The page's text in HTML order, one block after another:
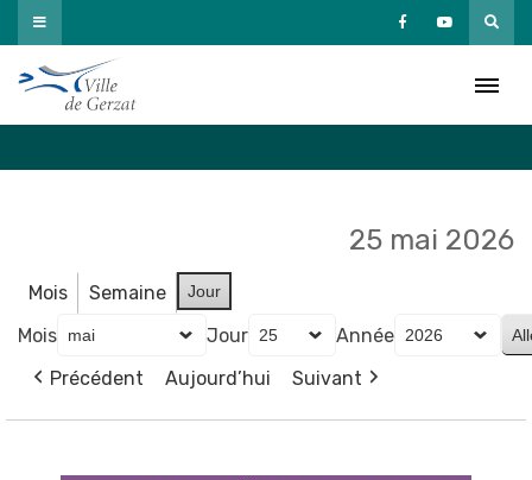
Passer
au
contenu
25 mai 2026
Mois Semaine Jour
Mois Jour
Année
Précédent
Aujourd’hui Suivant